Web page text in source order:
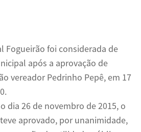
Fogueirão foi considerada de
após a aprovação de
vereador Pedrinho Pepê, em 17
dia 26 de novembro de 2015, o
aprovado, por unanimidade,